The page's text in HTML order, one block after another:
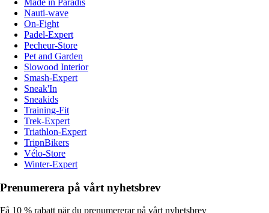
Made in Paradis
Nauti-wave
On-Fight
Padel-Expert
Pecheur-Store
Pet and Garden
Slowood Interior
Smash-Expert
Sneak'In
Sneakids
Training-Fit
Trek-Expert
Triathlon-Expert
TripnBikers
Vélo-Store
Winter-Expert
Prenumerera på vårt nyhetsbrev
Få 10 % rabatt när du prenumererar på vårt nyhetsbrev